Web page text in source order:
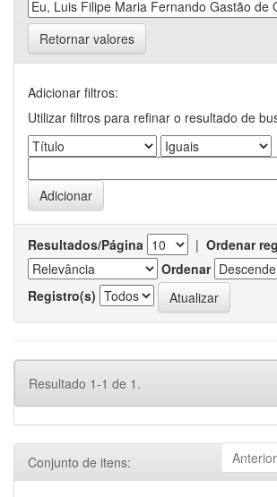
Retornar valores
Adicionar filtros:
Utilizar filtros para refinar o resultado de
Resultados/Página | Ordenar
Ordenar
Registro(s)
Resultado 1-1 de 1.
Anterior
Conjunto de itens: